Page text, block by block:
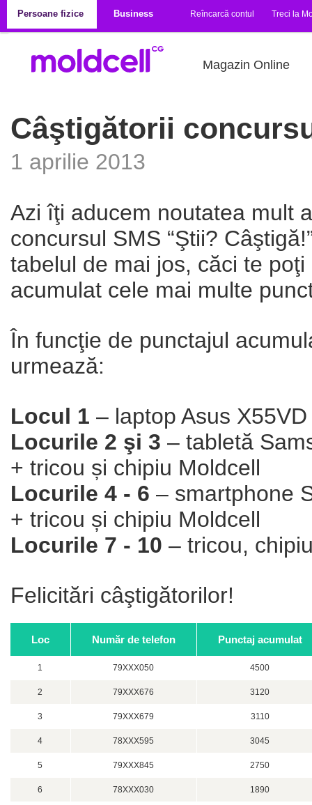
Persoane fizice
Business Reîncarcă contul Treci la
Magazin Online
Câştigătorii
1 aprilie 2013
Azi îţi aducem noutatea mult
concursul SMS “Ştii?
tabelul de mai jos, căci te
acumulat cele mai multe
În funcţie de punctajul
urmează:
Locul 1 – laptop Asus
Locurile 2 şi 3 – tabletă
+ tricou și chipiu Moldcell
Locurile 4 - 6 – smartphone
+ tricou și chipiu Moldcell
Locurile 7 - 10 – tricou,
Felicitări câştigătorilor!
Loc Număr de telefon Punctaj acumulat
1 79XXX050 4500
2 79XXX676 3120
3 79XXX679 3110
4 78XXX595 3045
5 79XXX845 2750
6 78XXX030 1890